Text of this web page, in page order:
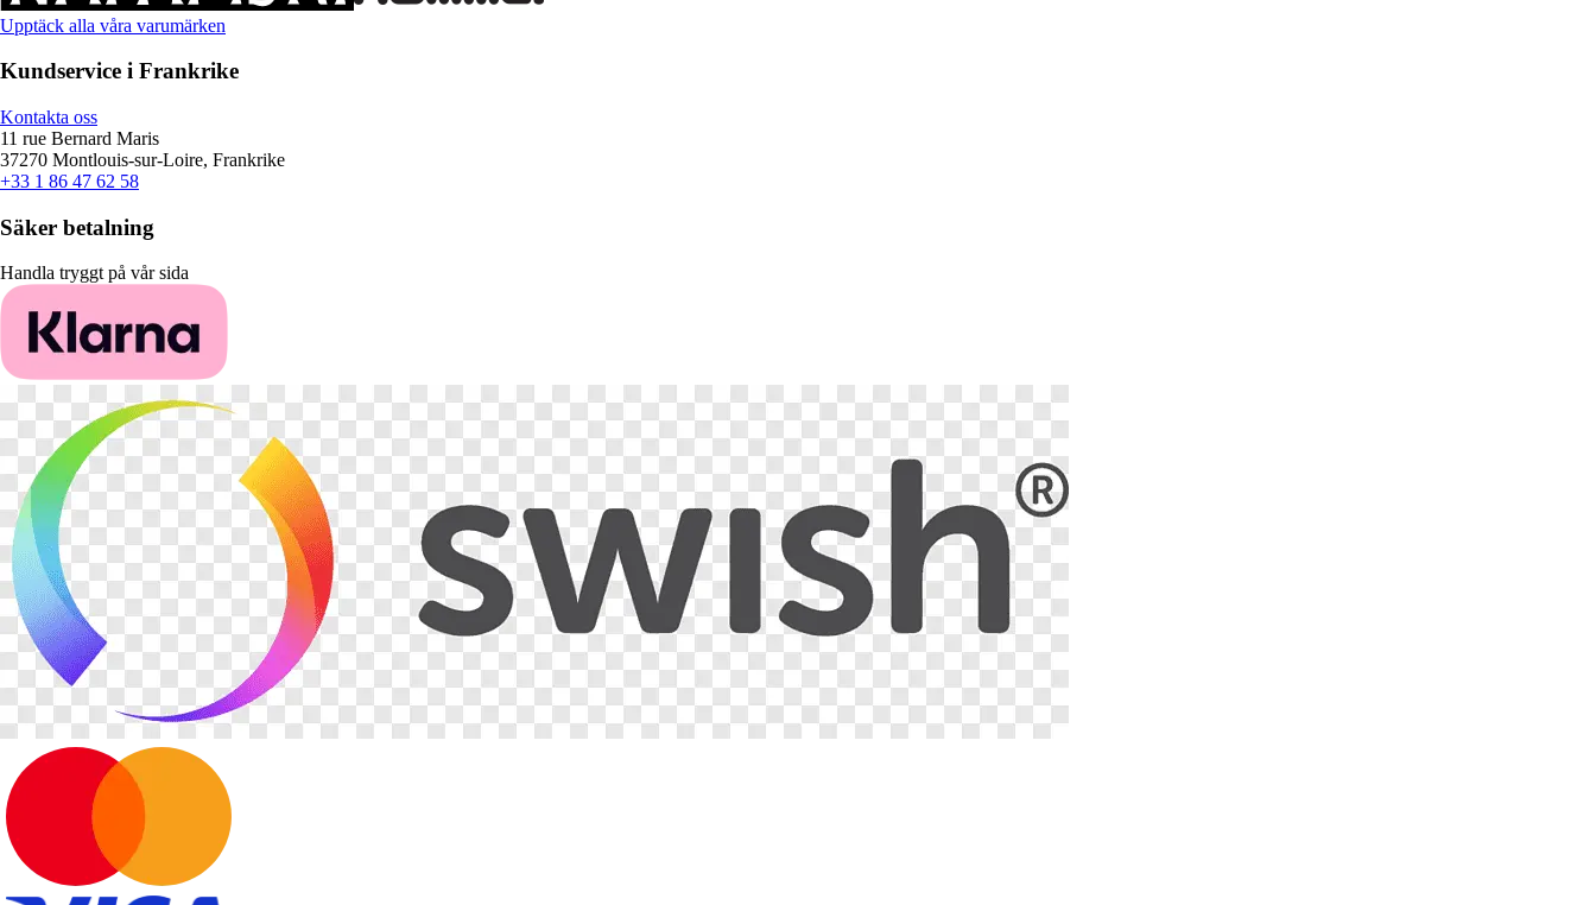
Upptäck alla våra varumärken
Kundservice i Frankrike
Kontakta oss
11 rue Bernard Maris
37270 Montlouis-sur-Loire, Frankrike
+33 1 86 47 62 58
Säker betalning
Handla tryggt på vår sida